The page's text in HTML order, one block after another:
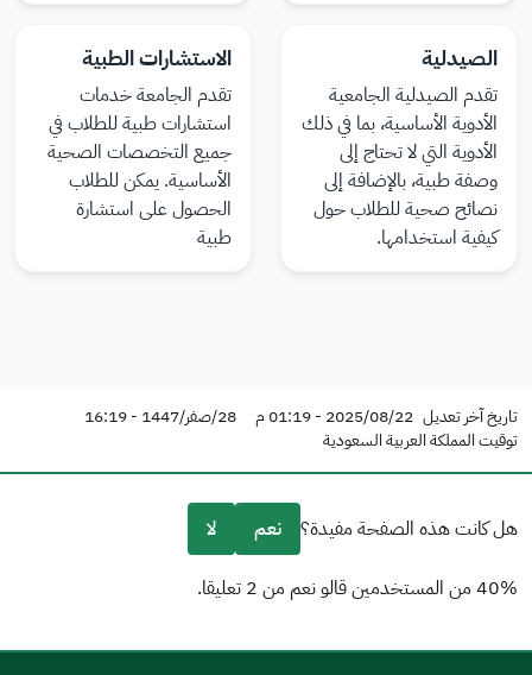
الصيدلية
تقدم الصيدلية الجامعية
الأدوية الأساسية، بما في ذلك
الأدوية التي لا تحتاج إلى
وصفة طبية، بالإضافة إلى
نصائح صحية للطلاب حول
كيفية استخدامها.
الاستشارات الطبية
تقدم الجامعة خدمات
استشارات طبية للطلاب في
جميع التخصصات الصحية
الأساسية. يمكن للطلاب
الحصول على استشارة
طبية
تاريخ آخر تعديل 2025/08/22 - 01:19 م
28/صفر/1447 - 16:19
توقيت المملكة العربية السعودية
هل كانت هذه الصفحة مفيدة؟ نعم لا
40% من المستخدمين قالو نعم من 2 تعليقا.